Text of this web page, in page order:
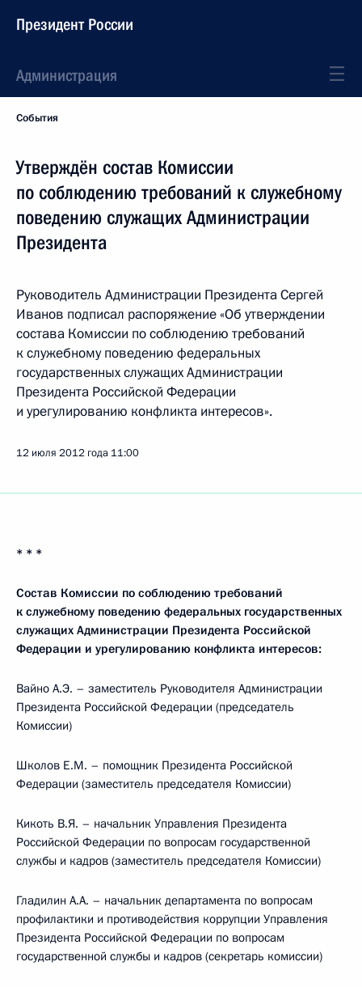
Президент России
Администрация
События
Утверждён состав Комиссии
по соблюдению требований к служебному
поведению служащих Администрации
Президента
Руководитель Администрации Президента Сергей
Иванов подписал распоряжение «Об утверждении
состава Комиссии по соблюдению требований
к служебному поведению федеральных
государственных служащих Администрации
Президента Российской Федерации
и урегулированию конфликта интересов».
12 июля 2012 года 11:00
* * *
Состав Комиссии по соблюдению требований
к служебному поведению федеральных государственных
служащих Администрации Президента Российской
Федерации и урегулированию конфликта интересов:
Вайно А.Э. – заместитель Руководителя Администрации
Президента Российской Федерации (председатель
Комиссии)
Школов Е.М. – помощник Президента Российской
Федерации (заместитель председателя Комиссии)
Кикоть В.Я. – начальник Управления Президента
Российской Федерации по вопросам государственной
службы и кадров (заместитель председателя Комиссии)
Гладилин А.А. – начальник департамента по вопросам
профилактики и противодействия коррупции Управления
Президента Российской Федерации по вопросам
государственной службы и кадров (секретарь комиссии)